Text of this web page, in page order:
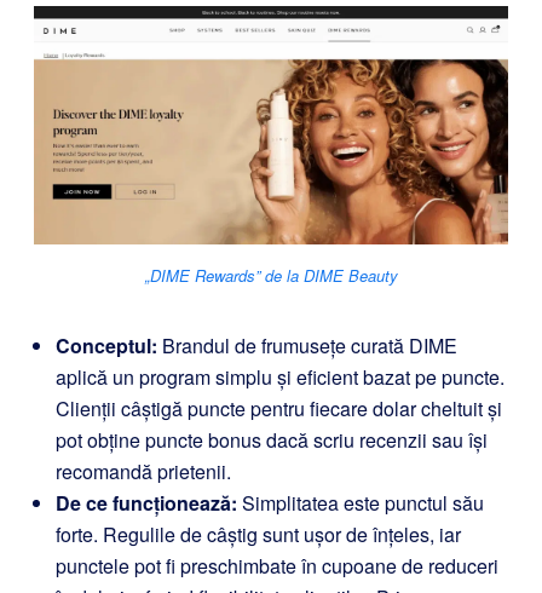
„DIME Rewards” de la DIME Beauty
Conceptul: Brandul de frumusețe curată DIME
aplică un program simplu și eficient bazat pe puncte.
Clienții câștigă puncte pentru fiecare dolar cheltuit și
pot obține puncte bonus dacă scriu recenzii sau își
recomandă prietenii.
De ce funcționează: Simplitatea este punctul său
forte. Regulile de câștig sunt ușor de înțeles, iar
punctele pot fi preschimbate în cupoane de reduceri